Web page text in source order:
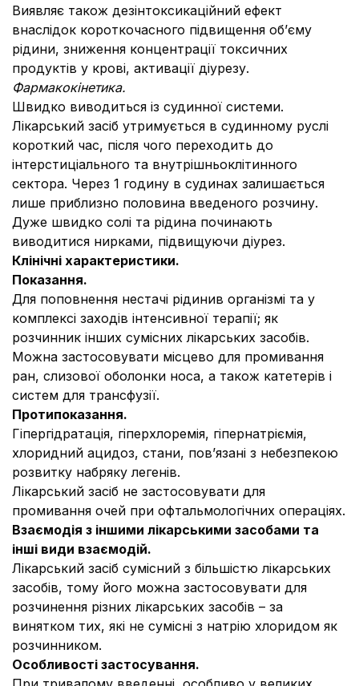
Виявляє також дезінтоксикаційний ефект
внаслідок короткочасного підвищення об’єму
рідини, зниження концентрації токсичних
продуктів у крові, активації діурезу.
Фармакокінетика.
Швидко виводиться із судинної системи.
Лікарський засіб утримується в судинному руслі
короткий час, після чого переходить до
інтерстиціального та внутрішньоклітинного
сектора. Через 1 годину в судинах залишається
лише приблизно половина введеного розчину.
Дуже швидко солі та рідина починають
виводитися нирками, підвищуючи діурез.
Клінічні характеристики.
Показання.
Для поповнення нестачі рідинив організмі та у
комплексі заходів інтенсивної терапії; як
розчинник інших сумісних лікарських засобів.
Можна застосовувати місцево для промивання
ран, слизової оболонки носа, а також катетерів і
систем для трансфузії.
Протипоказання.
Гіпергідратація, гіперхлоремія, гіпернатріємія,
хлоридний ацидоз, стани, пов’язані з небезпекою
розвитку набряку легенів.
Лікарський засіб не застосовувати для
промивання очей при офтальмологічних операціях.
Взаємодія з іншими лікарськими засобами та
інші види взаємодій.
Лікарський засіб сумісний з більшістю лікарських
засобів, тому його можна застосовувати для
розчинення різних лікарських засобів – за
винятком тих, які не сумісні з натрію хлоридом як
розчинником.
Особливості застосування.